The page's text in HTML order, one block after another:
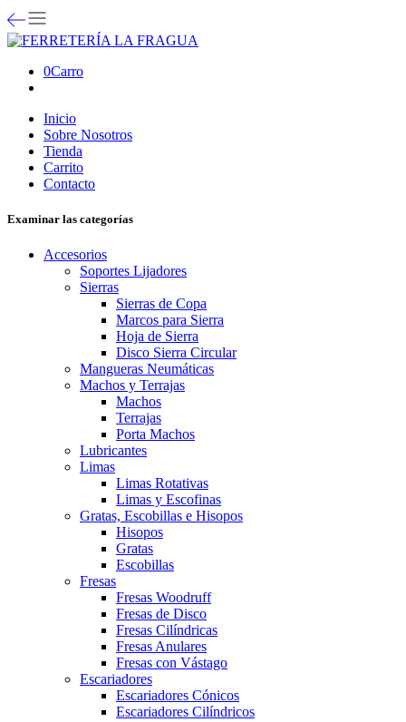
0Carro
Inicio
Sobre Nosotros
Tienda
Carrito
Contacto
Examinar las categorías
Accesorios
Soportes Lijadores
Sierras
Sierras de Copa
Marcos para Sierra
Hoja de Sierra
Disco Sierra Circular
Mangueras Neumáticas
Machos y Terrajas
Machos
Terrajas
Porta Machos
Lubricantes
Limas
Limas Rotativas
Limas y Escofinas
Gratas, Escobillas e Hisopos
Hisopos
Gratas
Escobillas
Fresas
Fresas Woodruff
Fresas de Disco
Fresas Cilíndricas
Fresas Anulares
Fresas con Vástago
Escariadores
Escariadores Cónicos
Escariadores Cilíndricos